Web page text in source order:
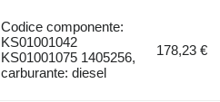
Codice componente:
KS01001042
KS01001075 1405256,
carburante: diesel
178,23 €